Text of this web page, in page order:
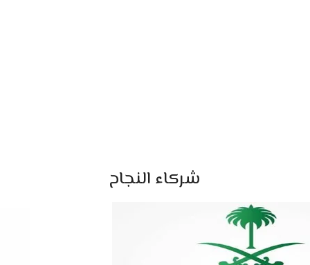
شركاء النجاح